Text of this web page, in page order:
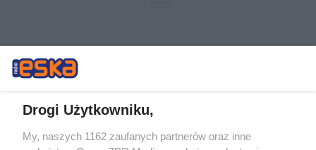
Drogi Użytkowniku,
My, naszych 1162 zaufanych partnerów oraz inne